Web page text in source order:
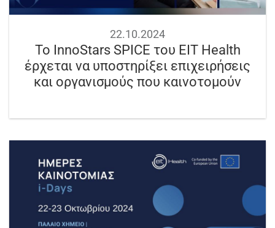
22.10.2024
Το InnoStars SPICE του EIT Health
έρχεται να υποστηρίξει επιχειρήσεις
και οργανισμούς που καινοτομούν